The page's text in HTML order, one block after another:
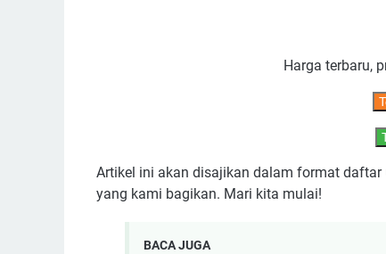
Harga terbaru,
Artikel ini akan disajikan dalam format
yang kami bagikan. Mari kita mulai!
BACA JUGA